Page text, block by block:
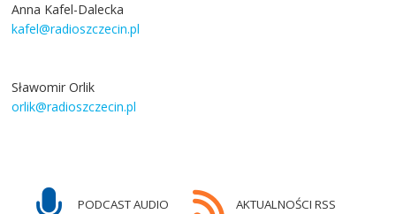
Anna Kafel-Dalecka
kafel@radioszczecin.pl
Sławomir Orlik
orlik@radioszczecin.pl
PODCAST AUDIO AKTUALNOŚCI RSS